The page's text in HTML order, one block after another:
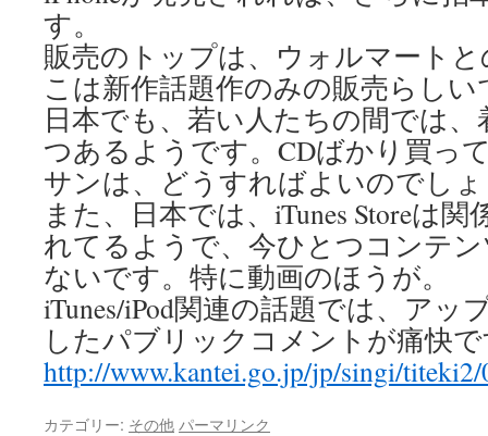
す。
販売のトップは、ウォルマート
こは新作話題作のみの販売らしい
日本でも、若い人たちの間では
つあるようです。CDばかり買っ
サンは、どうすればよいのでし
また、日本では、iTunes Storeは
れてるようで、今ひとつコンテ
ないです。特に動画のほうが。
iTunes/iPod関連の話題では、アッ
したパブリックコメントが痛快
http://www.kantei.go.jp/jp/singi/
カテゴリー: その他 パーマリンク